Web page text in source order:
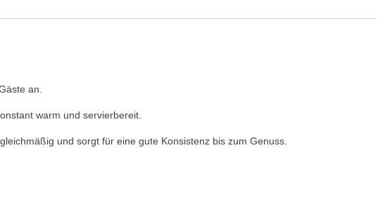
an.
warm und servierbereit.
und sorgt für eine gute Konsistenz bis zum Genuss.